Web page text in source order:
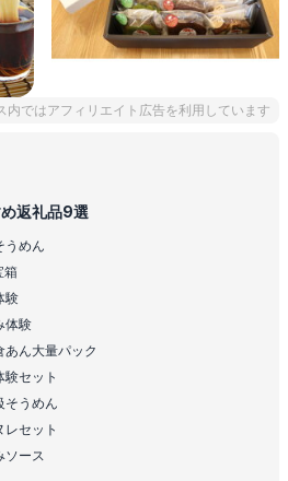
内ではアフィリエイト広告を利用しています
返礼品9選
うめん
箱
験
体験
ん大量パック
セット
そうめん
セット
ソース